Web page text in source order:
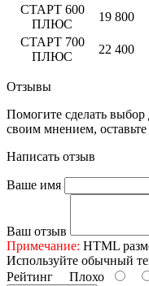
СТАРТ 600
ПЛЮС
19 800
СТАРТ 700
ПЛЮС
22 400
Отзывы
Помогите сделать
своим мнением,
Написать отзыв
Ваше имя
Ваш отзыв
Примечание: HTML
Используйте обычный
Рейтинг Плохо